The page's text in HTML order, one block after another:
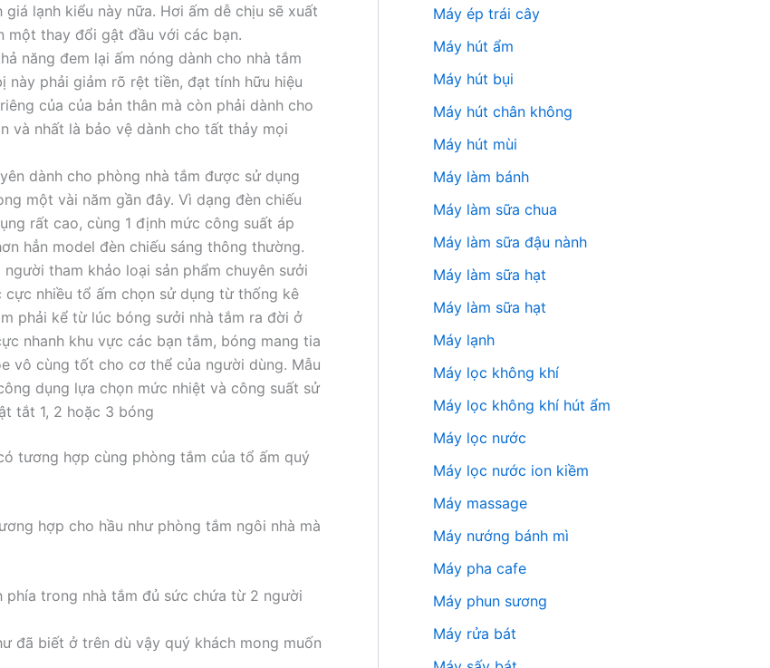
lạnh kiểu này nữa. Hơi ấm dễ chịu sẽ xuất
một thay đổi gật đầu với các bạn.
năng đem lại ấm nóng dành cho nhà tắm
này phải giảm rõ rệt tiền, đạt tính hữu hiệu
của của bản thân mà còn phải dành cho
và nhất là bảo vệ dành cho tất thảy mọi
dành cho phòng nhà tắm được sử dụng
một vài năm gần đây. Vì dạng đèn chiếu
rất cao, cùng 1 định mức công suất áp
hẳn model đèn chiếu sáng thông thường.
tham khảo loại sản phẩm chuyên sưởi
cực nhiều tổ ấm chọn sử dụng từ thống kê
phải kể từ lúc bóng sưởi nhà tắm ra đời ở
nhanh khu vực các bạn tắm, bóng mang tia
vô cùng tốt cho cơ thể của người dùng. Mẫu
dụng lựa chọn mức nhiệt và công suất sử
tắt 1, 2 hoặc 3 bóng
tương hợp cùng phòng tắm của tổ ấm quý
hợp cho hầu như phòng tắm ngôi nhà mà
trong nhà tắm đủ sức chứa từ 2 người
đã biết ở trên dù vậy quý khách mong muốn
Máy ép trái cây
Máy hút ẩm
Máy hút bụi
Máy hút chân không
Máy hút mùi
Máy làm bánh
Máy làm sữa chua
Máy làm sữa đậu nành
Máy làm sữa hạt
Máy làm sữa hạt
Máy lạnh
Máy lọc không khí
Máy lọc không khí hút ẩm
Máy lọc nước
Máy lọc nước ion kiềm
Máy massage
Máy nướng bánh mì
Máy pha cafe
Máy phun sương
Máy rửa bát